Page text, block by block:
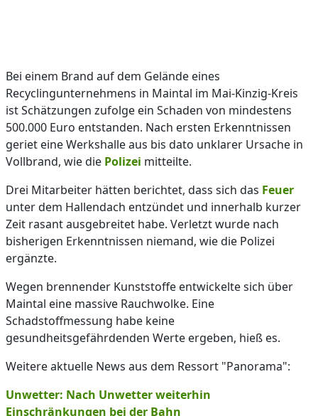
Bei einem Brand auf dem Gelände eines
Recyclingunternehmens in Maintal im Mai-Kinzig-Kreis
ist Schätzungen zufolge ein Schaden von mindestens
500.000 Euro entstanden. Nach ersten Erkenntnissen
geriet eine Werkshalle aus bis dato unklarer Ursache in
Vollbrand, wie die Polizei mitteilte.
Drei Mitarbeiter hätten berichtet, dass sich das Feuer
unter dem Hallendach entzündet und innerhalb kurzer
Zeit rasant ausgebreitet habe. Verletzt wurde nach
bisherigen Erkenntnissen niemand, wie die Polizei
ergänzte.
Wegen brennender Kunststoffe entwickelte sich über
Maintal eine massive Rauchwolke. Eine
Schadstoffmessung habe keine
gesundheitsgefährdenden Werte ergeben, hieß es.
Weitere aktuelle News aus dem Ressort "Panorama":
Unwetter: Nach Unwetter weiterhin
Einschränkungen bei der Bahn